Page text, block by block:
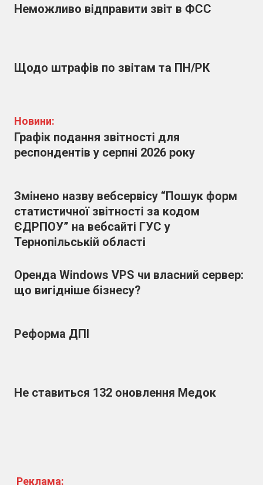
Неможливо відправити звіт в ФСС
Щодо штрафів по звітам та ПН/РК
Новини:
Графік подання звітності для
респондентів у серпні 2026 року
Змінено назву вебсервісу “Пошук форм
статистичної звітності за кодом
ЄДРПОУ” на вебсайті ГУС у
Тернопільській області
Оренда Windows VPS чи власний сервер:
що вигідніше бізнесу?
Реформа ДПІ
Не ставиться 132 оновлення Медок
Реклама: